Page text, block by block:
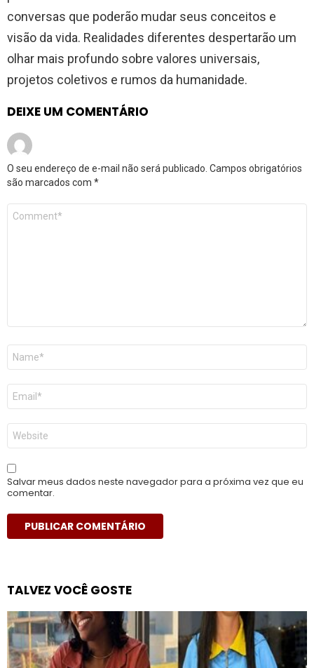
conversas que poderão mudar seus conceitos e
visão da vida. Realidades diferentes despertarão um
olhar mais profundo sobre valores universais,
projetos coletivos e rumos da humanidade.
DEIXE UM COMENTÁRIO
O seu endereço de e-mail não será publicado. Campos obrigatórios
são marcados com *
Comentário
Nome
E-
mail
*
Site
Salvar meus dados neste navegador para a próxima vez que eu
comentar.
TALVEZ VOCÊ GOSTE